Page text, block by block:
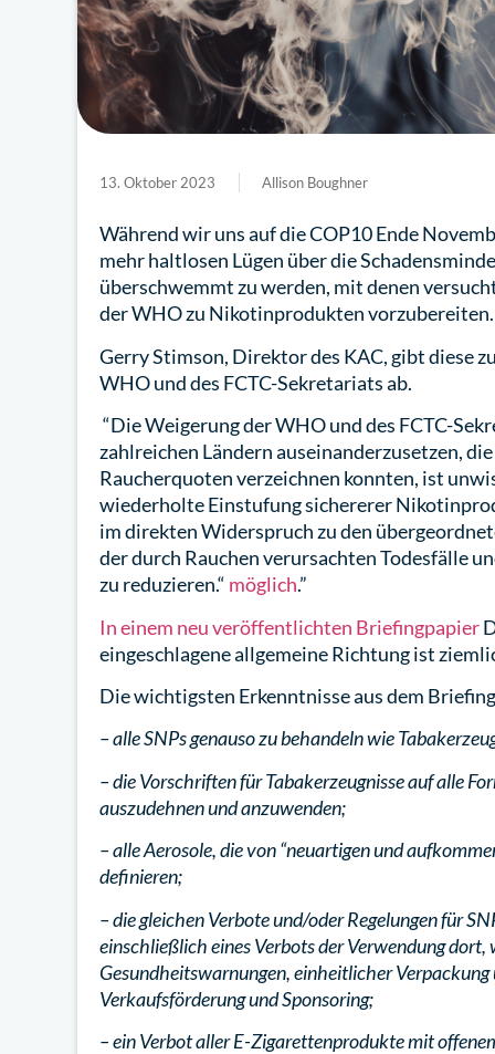
13. Oktober 2023 Allison Boughner
Während wir uns auf die COP10 Ende
mehr haltlosen Lügen über die
überschwemmt zu werden, mit denen
der WHO zu Nikotinprodukten vorzubereiten.
Gerry Stimson, Direktor des KAC, gibt diese
WHO und des FCTC-Sekretariats ab.
“Die Weigerung der WHO und des FCTC-
zahlreichen Ländern auseinanderzusetzen,
Raucherquoten verzeichnen konnten, ist
wiederholte Einstufung sichererer
im direkten Widerspruch zu den
der durch Rauchen verursachten Todesfälle
zu reduzieren.“ möglich.”
In einem neu veröffentlichten Briefingpapier
eingeschlagene allgemeine Richtung ist
Die wichtigsten Erkenntnisse aus dem
– alle SNPs genauso zu behandeln wie
– die Vorschriften für Tabakerzeugnisse auf alle
auszudehnen und anzuwenden;
– alle Aerosole, die von “neuartigen und
definieren;
– die gleichen Verbote und/oder Regelungen für
einschließlich eines Verbots der Verwendung
Gesundheitswarnungen, einheitlicher
Verkaufsförderung und Sponsoring;
– ein Verbot aller E-Zigarettenprodukte mit